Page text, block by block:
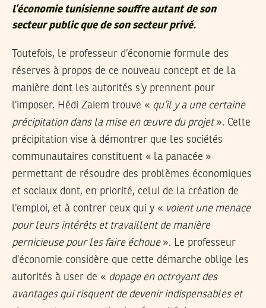
l’économie tunisienne souffre autant de son
secteur public que de son secteur privé.
Toutefois, le professeur d’économie formule des
réserves à propos de ce nouveau concept et de la
manière dont les autorités s’y prennent pour
l’imposer. Hédi Zaiem trouve « qu’il y a une certaine
précipitation dans la mise en œuvre du projet». Cette
précipitation vise à démontrer que les sociétés
communautaires constituent « la panacée »
permettant de résoudre des problèmes économiques
et sociaux dont, en priorité, celui de la création de
l’emploi, et à contrer ceux qui y « voient une menace
pour leurs intérêts et travaillent de manière
pernicieuse pour les faire échoue». Le professeur
d’économie considère que cette démarche oblige les
autorités à user de « dopage en octroyant des
avantages qui risquent de devenir indispensables et